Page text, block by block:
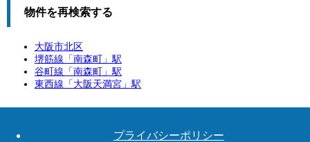
物件を再検索する
大阪市北区
堺筋線「 南森町
」駅
谷町線「 南森町
」駅
東西線「 大阪天満宮 」駅
プライバシーポリシー